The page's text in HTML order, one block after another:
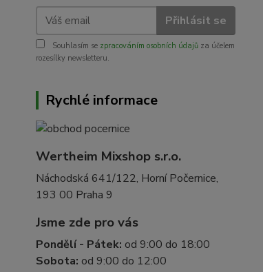
Přihlásit se
Souhlasím se zpracováním osobních údajů za účelem
rozesílky newsletteru.
Rychlé informace
Wertheim Mixshop s.r.o.
Náchodská 641/122, Horní Počernice,
193 00 Praha 9
Jsme zde pro vás
Pondělí - Pátek: od 9:00 do 18:00
Sobota: od 9:00 do 12:00